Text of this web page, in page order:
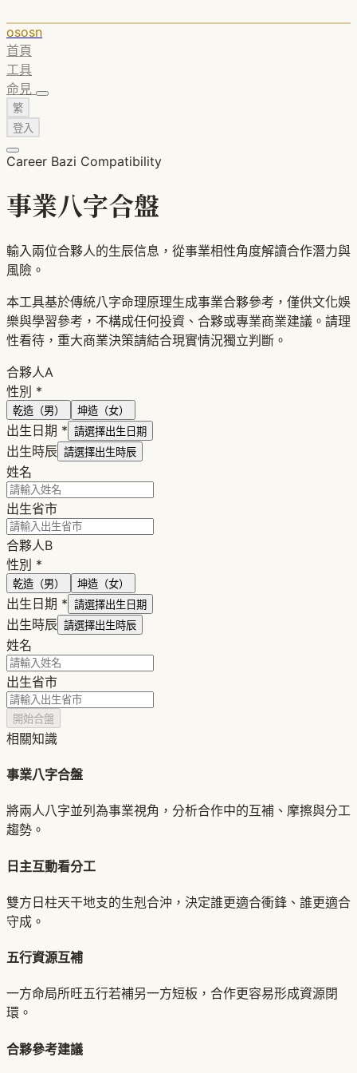
ososn
首頁
工具
命見
繁
登入
Career Bazi Compatibility
事業八字合盤
輸入兩位合夥人的生辰信息，從事業相性角度解讀合作潛力與
風險。
本工具基於傳統八字命理原理生成事業合夥參考，僅供文化娛
樂與學習參考，不構成任何投資、合夥或專業商業建議。請理
性看待，重大商業決策請結合現實情況獨立判斷。
合夥人A
性別 *
乾造（男） 坤造（女）
出生日期 * 請選擇出生日期
出生時辰 請選擇出生時辰
姓名
出生省市
合夥人B
性別 *
乾造（男） 坤造（女）
出生日期 * 請選擇出生日期
出生時辰 請選擇出生時辰
姓名
出生省市
開始合盤
相關知識
事業八字合盤
將兩人八字並列為事業視角，分析合作中的互補、摩擦與分工
趨勢。
日主互動看分工
雙方日柱天干地支的生剋合沖，決定誰更適合衝鋒、誰更適合
守成。
五行資源互補
一方命局所旺五行若補另一方短板，合作更容易形成資源閉
環。
合夥參考建議